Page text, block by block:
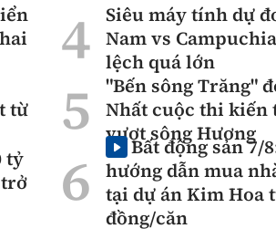
từ
tỷ
Siêu máy tính dự
Nam vs
lệch quá lớn
"Bến sông Trăng"
Nhất cuộc thi kiến
vượt sông Hương
Bất động sản 7/
hướng dẫn mua
tại dự án Kim Hoa
đồng/căn